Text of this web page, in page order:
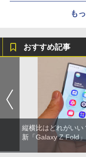
も
おすすめ記事
縦横比はどれがい
新「Galaxy Z Fold」